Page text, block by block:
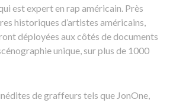
est expert en rap américain. Près
historiques d’artistes américains,
déployées aux côtés de documents
unique, sur plus de 1000
de graffeurs tels que JonOne,